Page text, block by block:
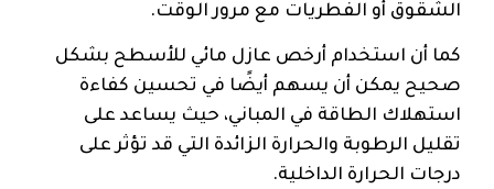
الشقوق أو الفطريات مع مرور الوقت.
كما أن استخدام أرخص عازل مائي للأسطح بشكل
صحيح يمكن أن يسهم أيضًا في تحسين كفاءة
استهلاك الطاقة في المباني، حيث يساعد على
تقليل الرطوبة والحرارة الزائدة التي قد تؤثر على
درجات الحرارة الداخلية.